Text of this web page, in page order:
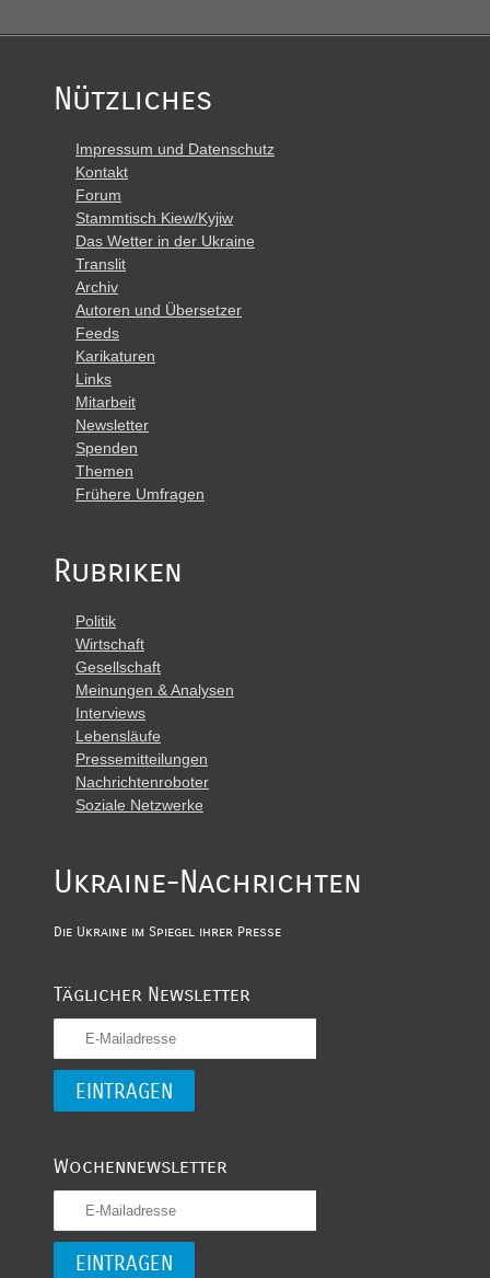
Nützliches
Impressum und Datenschutz
Kontakt
Forum
Stammtisch Kiew/Kyjiw
Das Wetter in der Ukraine
Translit
Archiv
Autoren und Übersetzer
Feeds
Karikaturen
Links
Mitarbeit
Newsletter
Spenden
Themen
Frühere Umfragen
Rubriken
Politik
Wirtschaft
Gesellschaft
Meinungen & Analysen
Interviews
Lebensläufe
Pressemitteilungen
Nachrichtenroboter
Soziale Netzwerke
Ukraine-Nachrichten
Die Ukraine im Spiegel ihrer Presse
Täglicher Newsletter
Wochennewsletter